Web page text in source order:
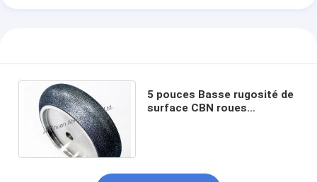
5 pouces Basse rugosité de
surface CBN roues